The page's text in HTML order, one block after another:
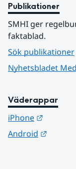
Publikationer
SMHI ger
faktablad.
Sök publikationer
Nyhetsbladet
Väderappar
iPhone
Android